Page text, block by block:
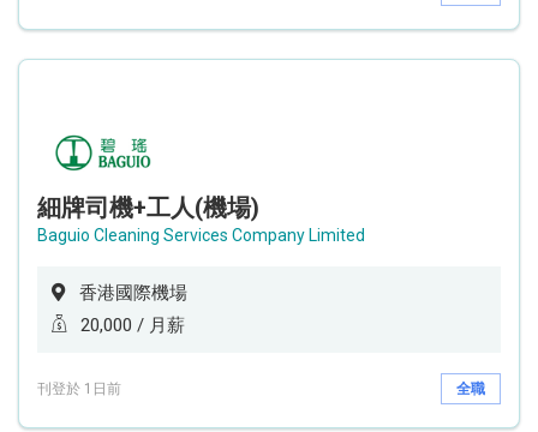
細牌司機+工人(機場)
Baguio Cleaning Services Company Limited
香港國際機場
20,000 / 月薪
刊登於 1日前 全職